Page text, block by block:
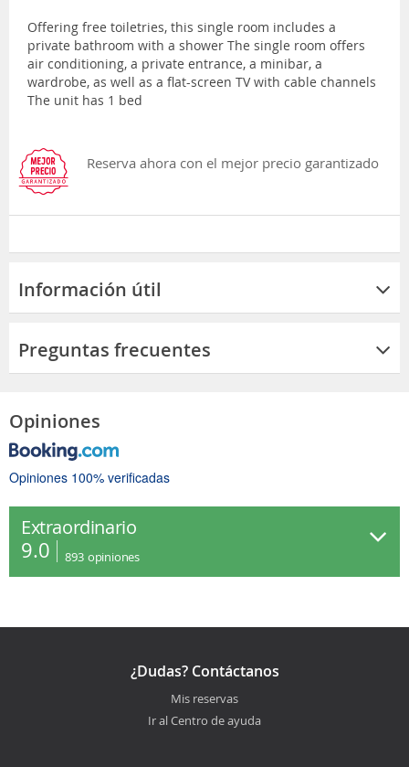
Offering free toiletries, this single room includes a
private bathroom with a shower The single room offers
air conditioning, a private entrance, a minibar, a
wardrobe, as well as a flat-screen TV with cable channels
The unit has 1 bed
Reserva ahora con el mejor precio garantizado
Información útil
Preguntas frecuentes
Opiniones
Opiniones 100% verificadas
Extraordinario
9.0 893 opiniones
¿Dudas? Contáctanos
Mis reservas
Ir al Centro de ayuda